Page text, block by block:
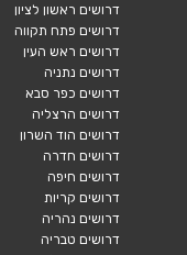
דרושים ראשון לציון
דרושים פתח תקווה
דרושים ראש העין
דרושים נתניה
דרושים כפר סבא
דרושים הרצליה
דרושים הוד השרון
דרושים חדרה
דרושים חיפה
דרושים קריות
דרושים נהריה
דרושים טבריה